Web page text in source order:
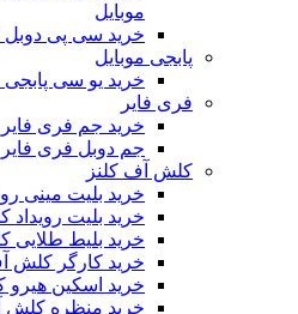
موبایل
خرید سی پی دوبل
پابجی موبایل
خرید یو سی پابجی
فری فایر
خرید جم فری فایر
جم دوبل فری فایر
کلش آف کلنز
خرید بلیت مینی
خرید بلیت رویداد
خرید بلیط طلایی
خرید کارگر کلش
خرید اسکین هیرو
خرید منظره کلش